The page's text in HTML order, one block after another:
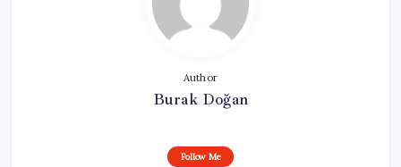
Author
Burak Doğan
Follow Me